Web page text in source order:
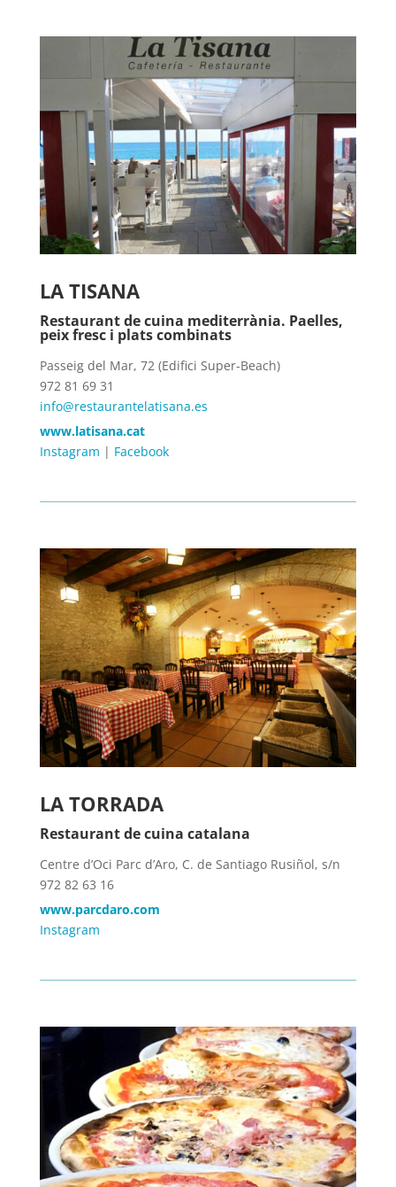
LA TISANA
Restaurant de cuina mediterrània. Paelles,
peix fresc i plats combinats
Passeig del Mar, 72 (Edifici Super-Beach)
972 81 69 31
info@restaurantelatisana.es
www.latisana.cat
Instagram | Facebook
LA TORRADA
Restaurant de cuina catalana
Centre d’Oci Parc d’Aro, C. de Santiago Rusiñol, s/n
972 82 63 16
www.parcdaro.com
Instagram